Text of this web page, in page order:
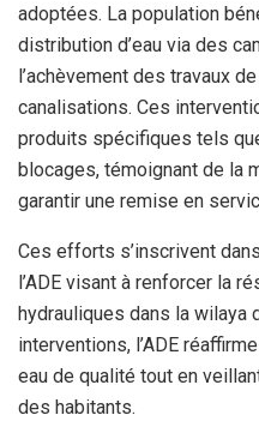
adoptées. La population
distribution d’eau via des
l’achèvement des travaux
canalisations. Ces
produits spécifiques tels
blocages, témoignant de la
garantir une remise en
Ces efforts s’inscrivent
l’ADE visant à renforcer la
hydrauliques dans la wilaya
interventions, l’ADE
eau de qualité tout en
des habitants.